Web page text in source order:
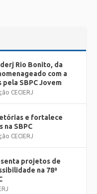
Rio Bonito, da
com a
SBPC Jovem
CECIERJ
e fortalece
SBPC
CECIERJ
projetos de
na 78ª